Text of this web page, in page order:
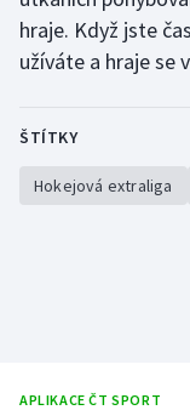
hraje. Když jste
užíváte a hraje se
ŠTÍTKY
Hokejová extraliga
APLIKACE ČT SPORT